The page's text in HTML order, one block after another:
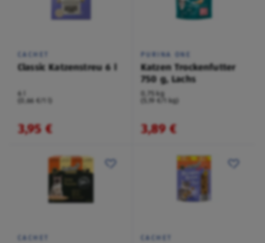
CACHET
Classic Katzenstreu 6 l
6 l
(0,66 €/1 l)
3,95 €
PURINA ONE
Katzen Trockenfutter
750 g, Lachs
0,75 kg
(5,19 €/1 kg)
3,89 €
CACHET CACHET